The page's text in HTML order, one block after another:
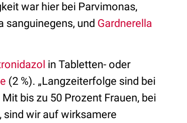
war hier bei Parvimonas,
sanguinegens, und Gardnerella
in Tabletten- oder
(2 %). „Langzeiterfolge sind bei
bis zu 50 Prozent Frauen, bei
sind wir auf wirksamere